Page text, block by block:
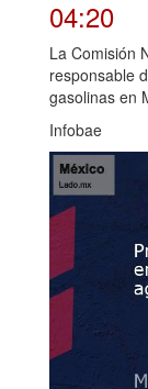
04:20
La Comisión
responsable
gasolinas en
Infobae